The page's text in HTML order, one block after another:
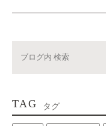
TAG タグ